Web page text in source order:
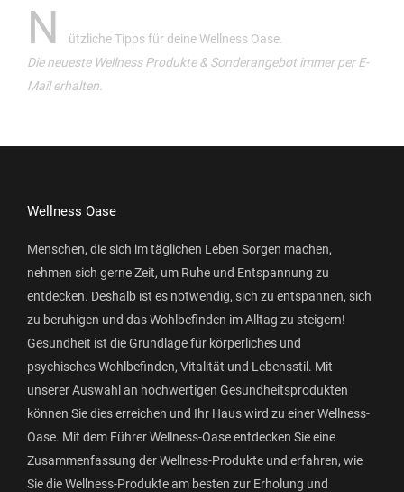
N
ützliche Tipps für deine Wellness Oase.
Die neueste Wellness Produkte & Sonderangebot immer per E-
Mail erhalten.
Wellness Oase
Menschen, die sich im täglichen Leben Sorgen machen,
nehmen sich gerne Zeit, um Ruhe und Entspannung zu
entdecken. Deshalb ist es notwendig, sich zu entspannen, sich
zu beruhigen und das Wohlbefinden im Alltag zu steigern!
Gesundheit ist die Grundlage für körperliches und
psychisches Wohlbefinden, Vitalität und Lebensstil. Mit
unserer Auswahl an hochwertigen Gesundheitsprodukten
können Sie dies erreichen und Ihr Haus wird zu einer Wellness-
Oase. Mit dem Führer Wellness-Oase entdecken Sie eine
Zusammenfassung der Wellness-Produkte und erfahren, wie
Sie die Wellness-Produkte am besten zur Erholung und